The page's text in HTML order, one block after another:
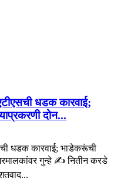
धडक कारवाई;
दोन...
धडक कारवाई; भाडेकरूंची
घरमालकांवर गुन्हे ✍️ नितीन करडे